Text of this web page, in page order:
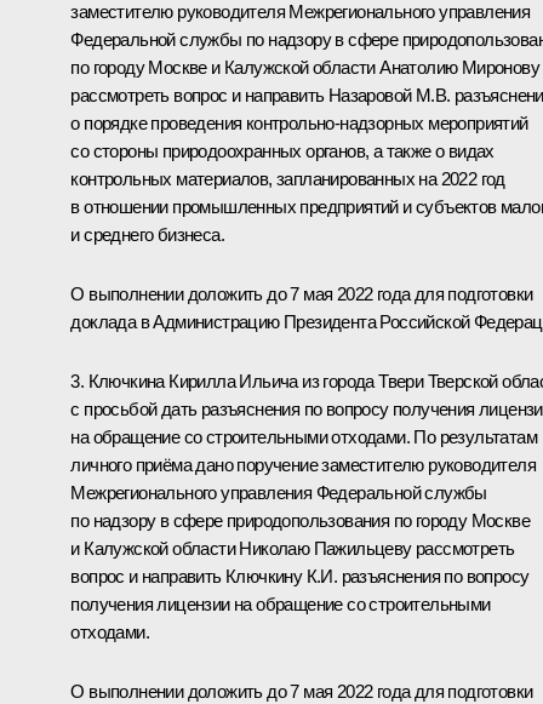
заместителю руководителя Межрегионального управления
Федеральной службы по надзору в сфере
по городу Москве и Калужской области Анатолию Миронову
рассмотреть вопрос и направить Назаровой М.В.
о порядке проведения контрольно-надзорных мероприятий
со стороны природоохранных органов, а также о видах
контрольных материалов, запланированных на 2022 год
в отношении промышленных предприятий и субъектов
и среднего бизнеса.
О выполнении доложить до 7 мая 2022 года для подготовки
доклада в Администрацию Президента Российской
3. Ключкина Кирилла Ильича из города Твери Тверской
с просьбой дать разъяснения по вопросу получения
на обращение со строительными отходами. По результатам
личного приёма дано поручение заместителю руководителя
Межрегионального управления Федеральной службы
по надзору в сфере природопользования по городу Москве
и Калужской области Николаю Пажильцеву рассмотреть
вопрос и направить Ключкину К.И. разъяснения по вопросу
получения лицензии на обращение со строительными
отходами.
О выполнении доложить до 7 мая 2022 года для подготовки